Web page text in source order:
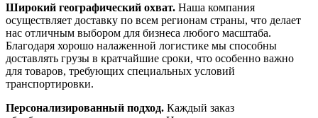
Широкий географический охват. Наша компания
осуществляет доставку по всем регионам страны, что делает
нас отличным выбором для бизнеса любого масштаба.
Благодаря хорошо налаженной логистике мы способны
доставлять грузы в кратчайшие сроки, что особенно важно
для товаров, требующих специальных условий
транспортировки.
Персонализированный подход. Каждый заказ